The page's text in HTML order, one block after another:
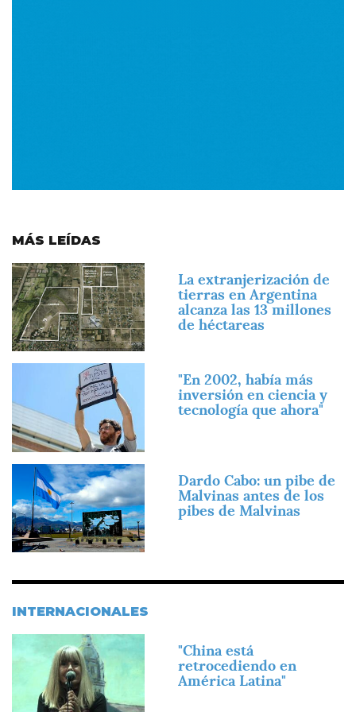
MÁS LEÍDAS
Imagen
La extranjerización de
tierras en Argentina
alcanza las 13 millones
de héctareas
"En 2002, había más
inversión en ciencia y
tecnología que ahora"
Imagen
Dardo Cabo: un pibe de
Malvinas antes de los
pibes de Malvinas
INTERNACIONALES
"China está
retrocediendo en
América Latina"